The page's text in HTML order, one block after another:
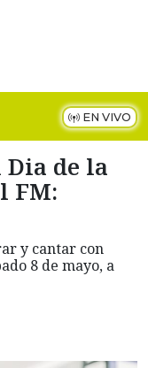
EN VIVO
de la
FM:
y cantar con
8 de mayo, a